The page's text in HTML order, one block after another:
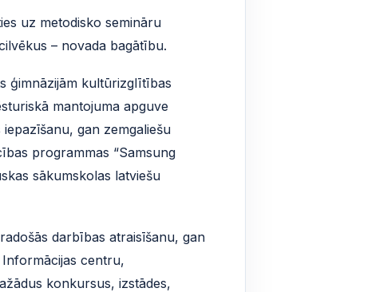
uz metodisko semināru
– novada bagātību.
ģimnāzijām kultūrizglītības
mantojuma apguve
gan zemgaliešu
programmas “Samsung
sākumskolas latviešu
darbības atraisīšanu, gan
centru,
konkursus, izstādes,